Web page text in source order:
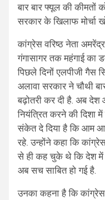
बार बार फ्यूल की कीमतों
सरकार के खिलाफ मोर्चा
कांग्रेस वरिष्ठ नेता
गंगासागर तक महंगाई का
पिछले दिनों एलपीजी गैस
अलावा सरकार ने चौथी
बढ़ोतरी कर दी है. अब देश
नियंत्रित करने की दिशा
संकेत दे दिया है कि आम
रहे. उन्होंने कहा कि
से ही कह चुके थे कि देश में
अब सच साबित हो गई है.
उनका कहना है कि कांग्रेस